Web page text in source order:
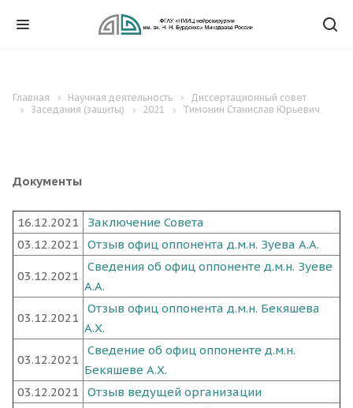
Главная Научная деятельность
Диссертационный совет
Заседания (защиты)
2021 Тимонин Станислав Юрьевич
Документы
16.12.2021
Заключение Совета
03.12.2021
Отзыв офиц оппонента д.м.н. Зуева А.А.
03.12.2021
Сведения об офиц оппоненте д.м.н. Зуеве
А.А.
03.12.2021
Отзыв офиц оппонента д.м.н. Бекяшева
А.Х.
03.12.2021
Сведение об офиц оппоненте д.м.н.
Бекяшеве А.Х.
03.12.2021
Отзыв ведущей организации